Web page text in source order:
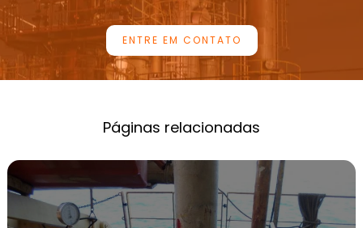
INSPEÇÃO PERIÓDICA DE CALDEIRAS
INSTRUMENTAÇÃO DE PRESSÃO E CALIBRAÇÃO
LABORATÓRIOS DE CALIBRAÇÃO DE
EMPRESAS DE CALIBRAÇÃO DE MANÔMETROS
TRANSMISSORES DE PRESSÃO
LABORATÓRIOS DE CALIBRAÇÃO DE
TRANSMISSORES DE TEMPERATURA
ENTRE EM CONTATO
Páginas relacionadas